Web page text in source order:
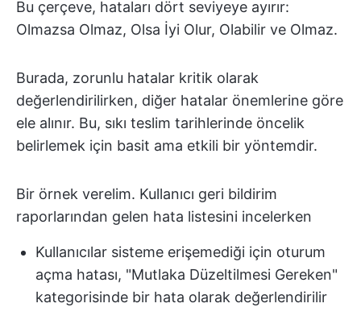
Bu çerçeve, hataları dört seviyeye ayırır:
Olmazsa Olmaz, Olsa İyi Olur, Olabilir ve Olmaz.
Burada, zorunlu hatalar kritik olarak
değerlendirilirken, diğer hatalar önemlerine göre
ele alınır. Bu, sıkı teslim tarihlerinde öncelik
belirlemek için basit ama etkili bir yöntemdir.
Bir örnek verelim. Kullanıcı geri bildirim
raporlarından gelen hata listesini incelerken
Kullanıcılar sisteme erişemediği için oturum
açma hatası, "Mutlaka Düzeltilmesi Gereken"
kategorisinde bir hata olarak değerlendirilir